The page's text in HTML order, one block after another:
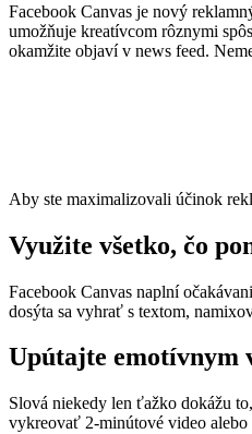
Facebook Canvas je nový
umožňuje kreatívcom rôznymi
okamžite objaví v news feed.
Aby ste maximalizovali účinok
Využite všetko, čo
Facebook Canvas naplní
dosýta sa vyhrať s textom,
Upútajte emotívnym
Slová niekedy len ťažko dokážu
vykreovať 2-minútové video